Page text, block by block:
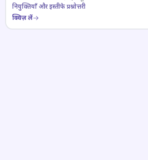
नियुक्तियाँ और इस्तीफे प्रश्नोत्तरी
क्विज़ लें